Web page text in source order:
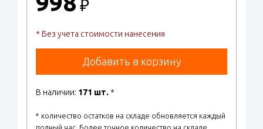
₽
* Без учета стоимости нанесения
Добавить в корзину
В наличии: 171 шт. *
* количество остатков на складе обновляется каждый